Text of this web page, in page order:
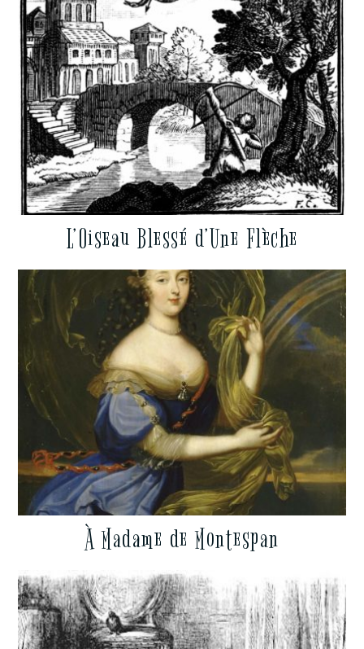
L’Oiseau Blessé d’Une Flèche
À Madame de Montespan